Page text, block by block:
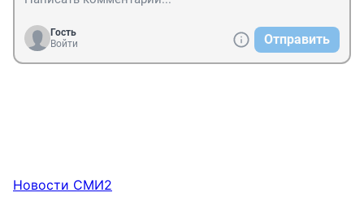
Гость
Войти
Отправить
Новости СМИ2